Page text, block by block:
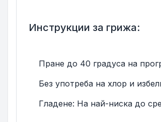
Инструкции за грижа:
Пране до 40 градуса на
Без употреба на хлор и
Гладене: На най-ниска до